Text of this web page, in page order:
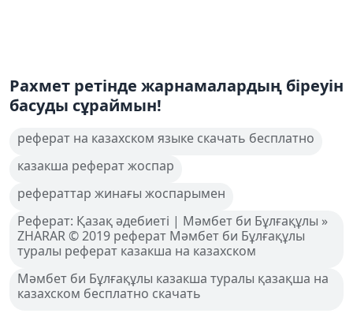
Рахмет ретінде жарнамалардың біреуін
басуды сұраймын!
реферат на казахском языке скачать бесплатно
казакша реферат жоспар
рефераттар жинағы жоспарымен
Реферат: Қазақ әдебиеті | Мәмбет би Бұлғақұлы »
ZHARAR © 2019 реферат Мәмбет би Бұлғақұлы
туралы реферат казакша на казахском
Мәмбет би Бұлғақұлы казакша туралы қазақша на
казахском бесплатно скачать